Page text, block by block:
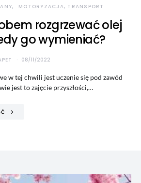
MOTORYZACJA, TRANSPORT
rozgrzewać olej
go wymieniać?
08/11/2022
w tej chwili jest uczenie się pod zawód
jest to zajęcie przyszłości,…